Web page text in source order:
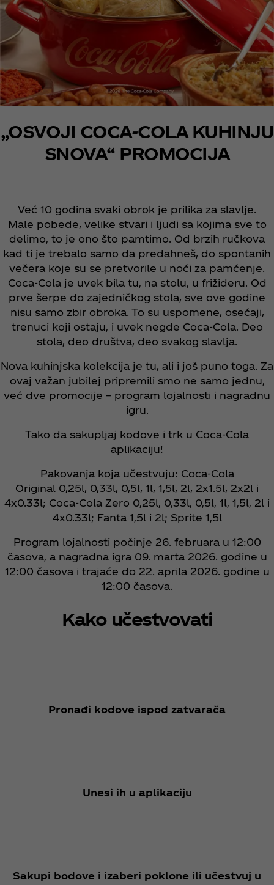
„OSVOJI COCA-COLA KUHINJU
SNOVA“ PROMOCIJA
Već 10 godina svaki obrok je prilika za slavlje.
Male pobede, velike stvari i ljudi sa kojima sve to
delimo, to je ono što pamtimo. Od brzih ručkova
kad ti je trebalo samo da predahneš, do spontanih
večera koje su se pretvorile u noći za pamćenje.
Coca‑Cola je uvek bila tu, na stolu, u frižideru. Od
prve šerpe do zajedničkog stola, sve ove godine
nisu samo zbir obroka. To su uspomene, osećaji,
trenuci koji ostaju, i uvek negde Coca‑Cola. Deo
stola, deo društva, deo svakog slavlja.
Nova kuhinjska kolekcija je tu, ali i još puno toga. Za
ovaj važan jubilej pripremili smo ne samo jednu,
već dve promocije – program lojalnosti i nagradnu
igru.
Tako da sakupljaj kodove i trk u Coca‑Cola
aplikaciju!
Pakovanja koja učestvuju: Coca‑Cola
Original 0,25l, 0,33l, 0,5l, 1l, 1,5l, 2l, 2x1.5l, 2x2l i
4x0.33l; Coca‑Cola Zero 0,25l, 0,33l, 0,5l, 1l, 1,5l, 2l i
4x0.33l; Fanta 1,5l i 2l; Sprite 1,5l
Program lojalnosti počinje 26. februara u 12:00
časova, a nagradna igra 09. marta 2026. godine u
12:00 časova i trajaće do 22. aprila 2026. godine u
12:00 časova.
Kako učestvovati
Pronađi kodove ispod zatvarača
Unesi ih u aplikaciju
Sakupi bodove i izaberi poklone ili učestvuj u